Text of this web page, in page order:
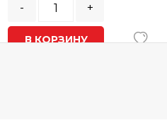
- +
В КОРЗИНУ